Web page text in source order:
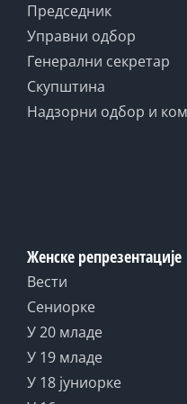
Председник
Управни одбор
Генерални секретар
Скупштина
Надзорни одбор и
Женске репрезентације
Вести
Сениорке
У 20 младе
У 19 младе
У 18 јуниорке